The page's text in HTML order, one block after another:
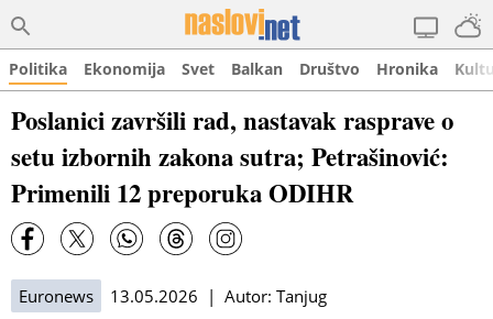
Politika Ekonomija Svet Balkan Društvo Hronika
Poslanici završili rad, nastavak rasprave o
setu izbornih zakona sutra; Petrašinović:
Primenili 12 preporuka ODIHR
Euronews 13.05.2026 | Autor: Tanjug